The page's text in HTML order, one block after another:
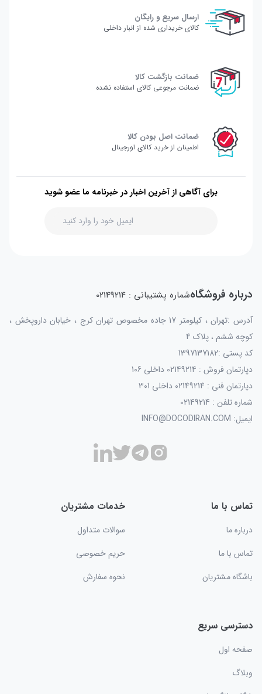
ارسال سریع و رایگان
کالای خریداری شده از انبار داخلی
ضمانت بازگشت کالا
ضمانت مرجوعی کالای استفاده نشده
ضمانت اصل بودن کالا
اطمینان از خرید کالای اورجینال
برای آگاهی از آخرین اخبار در خبرنامه ما عضو شوید
درباره فروشگاهشماره پشتیبانی : 02149214
آدرس :تهران ، کیلومتر 17 جاده مخصوص تهران کرج ، خیابان داروپخش ،
کوچه ششم ، پلاک 4
کد پستی :1397137182
دپارتمان فروش : 02149214 داخلی 106
دپارتمان فنی : 02149214 داخلی 301
شماره تلفن : 02149214
ایمیل: INFO@DOCODIRAN.COM
تماس با ما
درباره ما
تماس با ما
باشگاه مشتریان
خدمات مشتریان
سوالات متداول
حریم خصوصی
نحوه سفارش
دسترسی سریع
صفحه اول
وبلاگ